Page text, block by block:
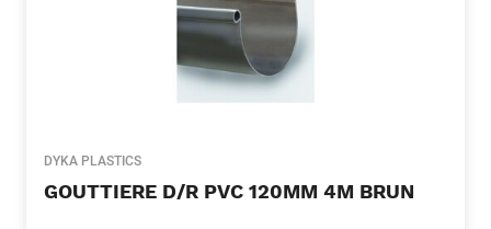
DYKA PLASTICS
GOUTTIERE D/R PVC 120MM 4M BRUN